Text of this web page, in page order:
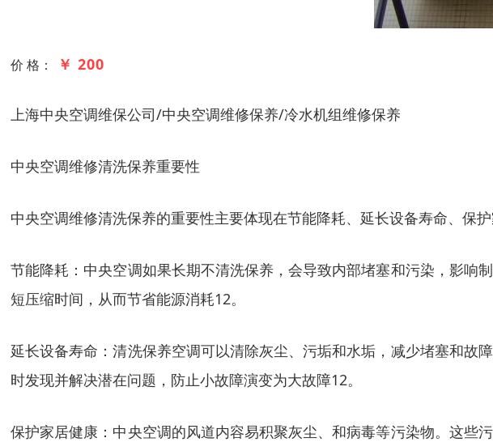
价 格： ￥ 200
上海中央空调维保公司/中央空调维修保养/冷水机组维‌‌修保养
中央空调维修清洗保养重要性
中央空调维修清洗保养的重要性主要体现在节能降耗、延长设备寿命、保
节能降耗‌：中央空调如果长期不清洗保养，会导致内部堵塞和污染，影响
短压缩时间，从而节省能源消耗‌12。
延长设备寿命‌：清洗保养空调可以清除灰尘、污垢和水垢，减少堵塞和故
时发现并解决潜在问题，防止小故障演变为大故障‌12。
保护家居健康‌：中央空调的风道内容易积聚灰尘、和病毒等污染物。这些